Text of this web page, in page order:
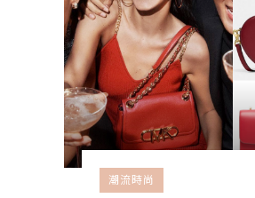
潮流時尚